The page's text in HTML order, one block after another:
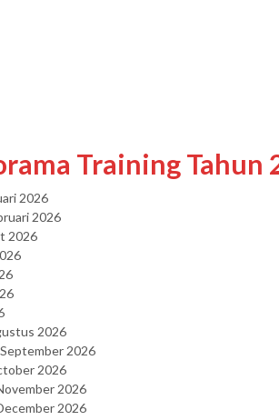
Training Tahun
2026
2026
2026
2026
2026
2026
2026
2026